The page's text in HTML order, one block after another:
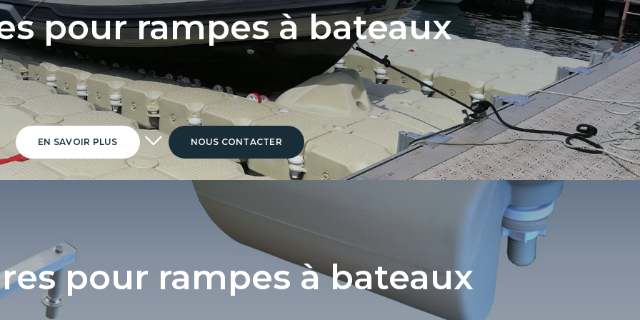
pour rampes à bateaux
EN SAVOIR PLUS NOUS CONTACTER
pour rampes à bateaux